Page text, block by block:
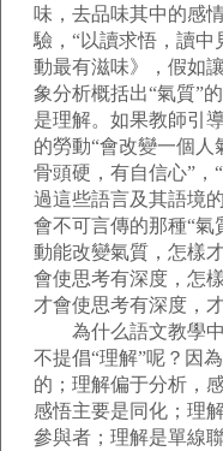
味，去品味其中的感
驗，“以讀求悟，讀中
動最有滋味》，假如
象分析概括出“氣質”
是理解。如果教師引
的勞動“會改變一個人
骨頭硬，有自信心”，
過這些語言及其語境
會不可言傳的那種“氣
動能改變氣質，怎樣
會使思考有深度，怎
才會使思考有深度，
為什么語文教學中
不提倡“理解”呢？因
的；理解偏于分析，
感悟主要是同化；理
參與者；理解是單線